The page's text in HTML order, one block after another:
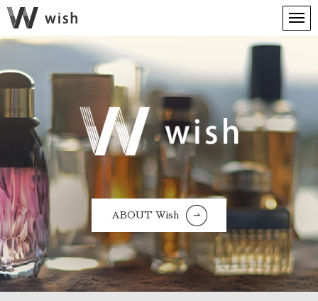
ABOUT Wish